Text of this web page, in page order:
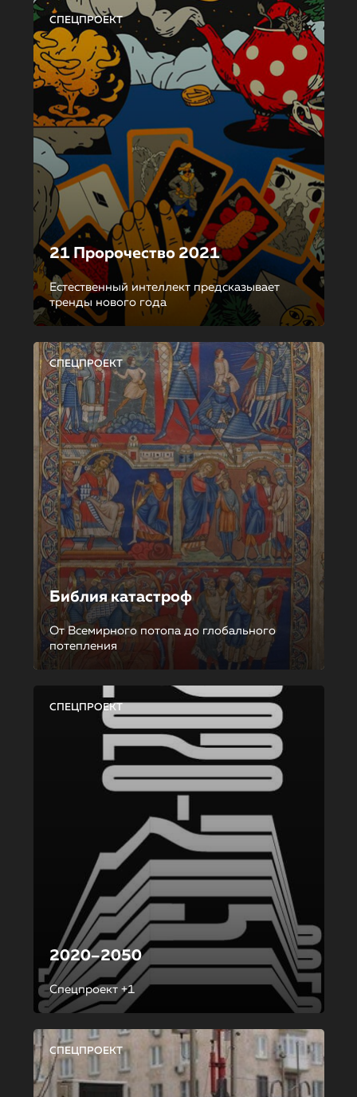
СПЕЦПРОЕКТ
21 Пророчество 2021
Естественный интеллект предсказывает
тренды нового года
СПЕЦПРОЕКТ
Библия катастроф
От Всемирного потопа до глобального
потепления
СПЕЦПРОЕКТ
2020–2050
Спецпроект +1
СПЕЦПРОЕКТ